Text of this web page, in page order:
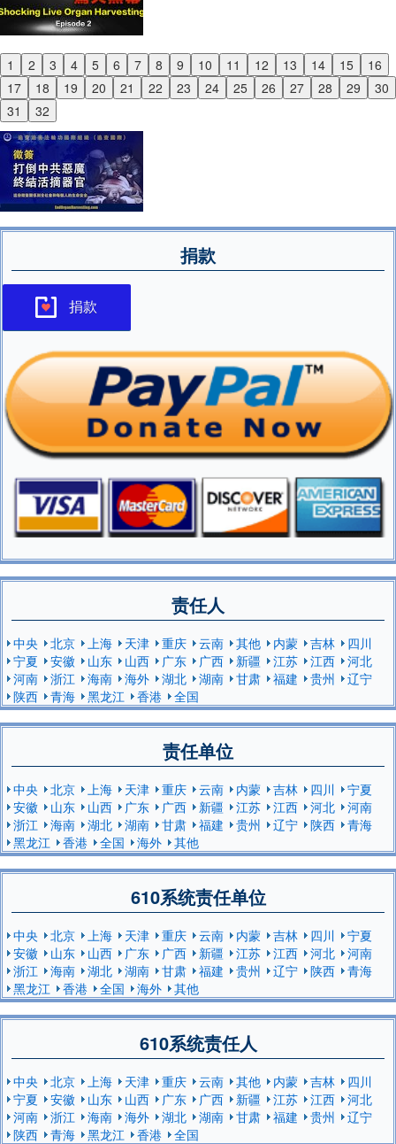
1 2 3 4 5 6 7 8 9 10 11 12 13 14 15
16
17
18 19 20 21 22 23 24 25 26 27 28 29
30
31
32
Previous
Next
捐款
捐款
责任人
中央 北京 上海 天津 重庆 云南 其他 内蒙 吉林
四川
宁夏
安徽 山东 山西 广东 广西 新疆 江苏 江西
河北
河南
浙江 海南 海外 湖北 湖南 甘肃 福建 贵州
辽宁
陕西
青海 黑龙江 香港 全国
责任单位
中央 北京 上海 天津 重庆 云南 内蒙 吉林 四川
宁夏
安徽
山东 山西 广东 广西 新疆 江苏 江西 河北
河南
浙江
海南 湖北 湖南 甘肃 福建 贵州 辽宁 陕西
青海
黑龙江
香港 全国 海外 其他
610系统责任单位
中央 北京 上海 天津 重庆 云南 内蒙 吉林 四川
宁夏
安徽
山东 山西 广东 广西 新疆 江苏 江西 河北
河南
浙江
海南 湖北 湖南 甘肃 福建 贵州 辽宁 陕西
青海
黑龙江
香港 全国 海外 其他
610系统责任人
中央 北京 上海 天津 重庆 云南 其他 内蒙 吉林
四川
宁夏
安徽 山东 山西 广东 广西 新疆 江苏 江西
河北
河南
浙江 海南 海外 湖北 湖南 甘肃 福建 贵州
辽宁
陕西
青海 黑龙江 香港 全国